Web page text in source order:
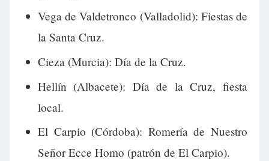
Vega de Valdetronco (Valladolid): Fiestas de
la Santa Cruz.
Cieza (Murcia): Día de la Cruz.
Hellín (Albacete): Día de la Cruz, fiesta
local.
El Carpio (Córdoba): Romería de Nuestro
Señor Ecce Homo (patrón de El Carpio).